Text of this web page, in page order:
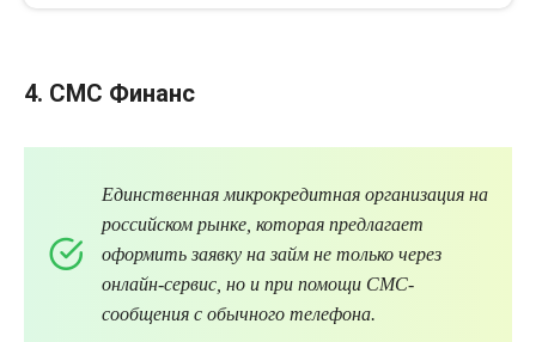
4. СМС Финанс
Единственная микрокредитная организация на
российском рынке, которая предлагает
оформить заявку на займ не только через
онлайн-сервис, но и при помощи СМС-
сообщения с обычного телефона.